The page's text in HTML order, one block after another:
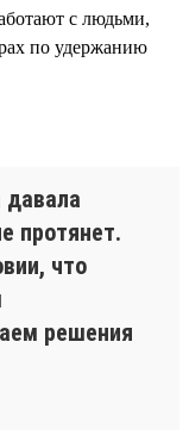
с людьми,
по удержанию
давала
протянет.
что
решения